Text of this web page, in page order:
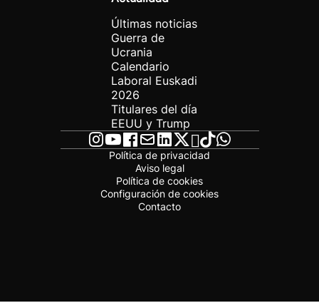
Últimas noticias
Guerra de
Ucrania
Calendario
Laboral Euskadi
2026
Titulares del día
EEUU y Trump
Política de privacidad
Aviso legal
Política de cookies
Configuración de cookies
Contacto